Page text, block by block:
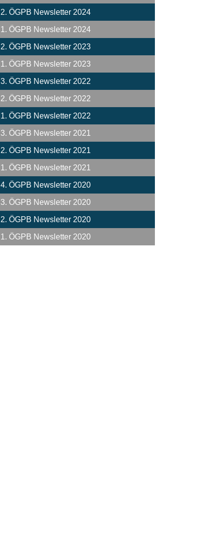
2. ÖGPB Newsletter 2024
1. ÖGPB Newsletter 2024
2. ÖGPB Newsletter 2023
1. ÖGPB Newsletter 2023
3. ÖGPB Newsletter 2022
2. ÖGPB Newsletter 2022
1. ÖGPB Newsletter 2022
3. ÖGPB Newsletter 2021
2. ÖGPB Newsletter 2021
1. ÖGPB Newsletter 2021
4. ÖGPB Newsletter 2020
3. ÖGPB Newsletter 2020
2. ÖGPB Newsletter 2020
1. ÖGPB Newsletter 2020